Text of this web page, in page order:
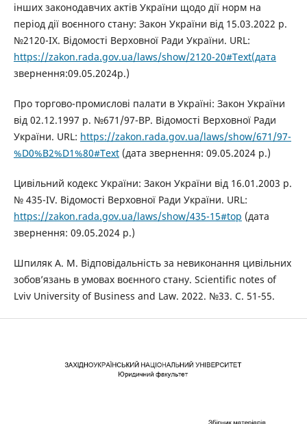
інших законодавчих актів України щодо дії норм на
період дії воєнного стану: Закон України від 15.03.2022 р.
№2120-IX. Відомості Верховної Ради України. URL:
https://zakon.rada.gov.ua/laws/show/2120-20#Text(дата
звернення:09.05.2024р.)
Про торгово-промислові палати в Україні: Закон України
від 02.12.1997 р. №671/97-ВР. Відомості Верховної Ради
України. URL: https://zakon.rada.gov.ua/laws/show/671/97-
%D0%B2%D1%80#Text(дата звернення: 09.05.2024 р.)
Цивільний кодекс України: Закон України від 16.01.2003 р.
№ 435-IV. Відомості Верховної Ради України. URL:
https://zakon.rada.gov.ua/laws/show/435-15#top (дата
звернення: 09.05.2024 р.)
Шпиляк А. М. Відповідальність за невиконання цивільних
зобов’язань в умовах воєнного стану. Scientific notes of
Lviv University of Business and Law. 2022. №33. С. 51-55.